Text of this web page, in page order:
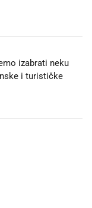
izabrati neku
i turističke